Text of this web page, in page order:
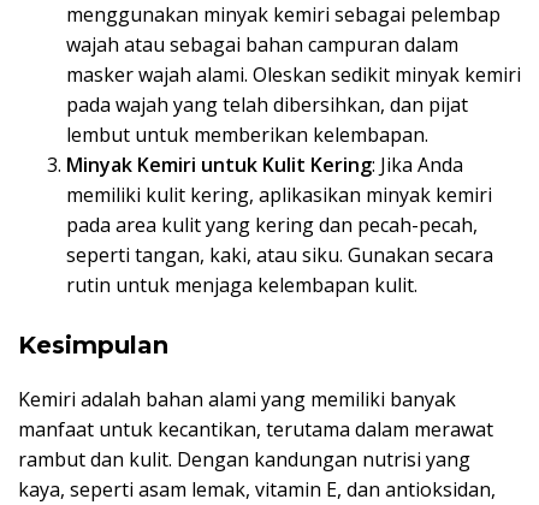
menggunakan minyak kemiri sebagai pelembap
wajah atau sebagai bahan campuran dalam
masker wajah alami. Oleskan sedikit minyak kemiri
pada wajah yang telah dibersihkan, dan pijat
lembut untuk memberikan kelembapan.
Minyak Kemiri untuk Kulit Kering: Jika Anda
memiliki kulit kering, aplikasikan minyak kemiri
pada area kulit yang kering dan pecah-pecah,
seperti tangan, kaki, atau siku. Gunakan secara
rutin untuk menjaga kelembapan kulit.
Kesimpulan
Kemiri adalah bahan alami yang memiliki banyak
manfaat untuk kecantikan, terutama dalam merawat
rambut dan kulit. Dengan kandungan nutrisi yang
kaya, seperti asam lemak, vitamin E, dan antioksidan,